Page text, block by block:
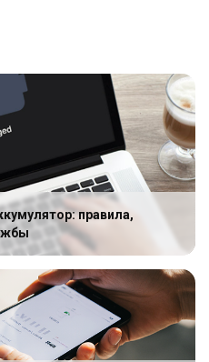
правила,